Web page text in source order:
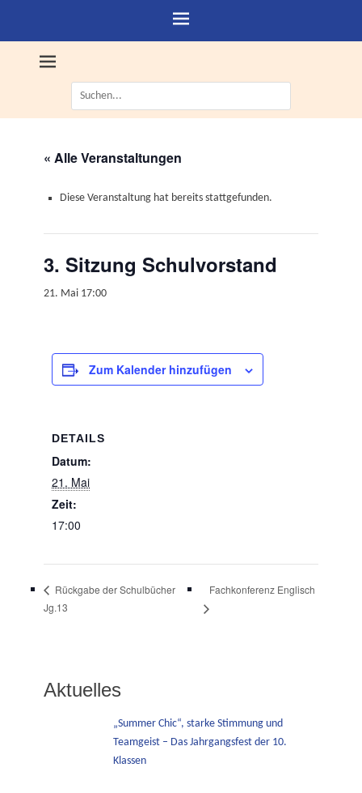
Suche
nach:
« Alle Veranstaltungen
Diese Veranstaltung hat bereits stattgefunden.
3. Sitzung Schulvorstand
21. Mai 17:00
Zum Kalender hinzufügen
DETAILS
Datum:
21. Mai
Zeit:
17:00
Rückgabe der Schulbücher
Jg.13
Fachkonferenz Englisch
Aktuelles
„Summer Chic“, starke Stimmung und
Teamgeist – Das Jahrgangsfest der 10.
Klassen